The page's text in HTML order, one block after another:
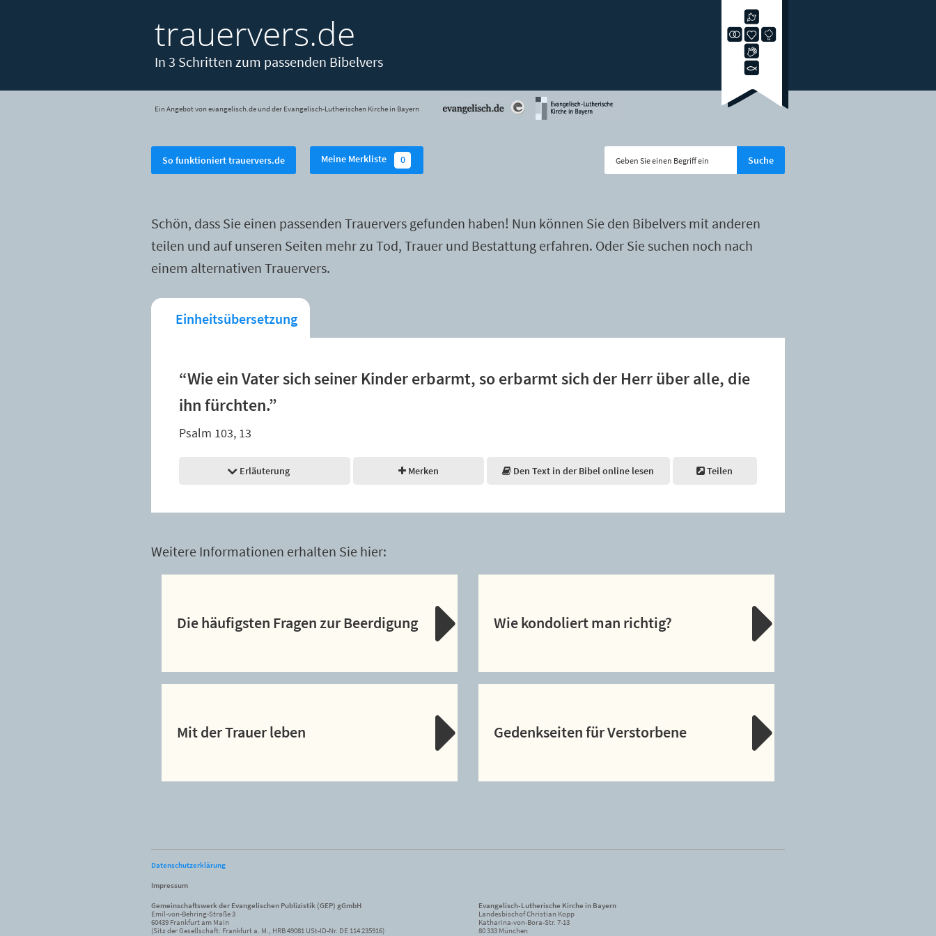
trauervers.de
In 3 Schritten zum passenden Bibelvers
Ein Angebot von evangelisch.de und der Evangelisch-Lutherischen Kirche in Bayern
So funktioniert trauervers.de Meine Merkliste 0
Schön, dass Sie einen passenden Trauervers gefunden haben! Nun können Sie den Bibelvers mit anderen
teilen und auf unseren Seiten mehr zu Tod, Trauer und Bestattung erfahren. Oder Sie suchen noch nach
einem alternativen Trauervers.
Einheitsübersetzung
“Wie ein Vater sich seiner Kinder erbarmt, so erbarmt sich der Herr über alle, die
ihn fürchten.”
Psalm 103, 13
Erläuterung Merken Den Text in der Bibel online lesen Teilen
Weitere Informationen erhalten Sie hier:
Die häufigsten Fragen zur Beerdigung Wie kondoliert man richtig?
Mit der Trauer leben Gedenkseiten für Verstorbene
Datenschutzerklärung
Impressum
Gemeinschaftswerk der Evangelischen Publizistik (GEP) gGmbH
Emil-von-Behring-Straße 3
60439 Frankfurt am Main
(Sitz der Gesellschaft: Frankfurt a. M., HRB 49081 USt-ID-Nr. DE 114 235916)
Evangelisch-Lutherische Kirche in Bayern
Landesbischof Christian Kopp
Katharina-von-Bora-Str. 7-13
80 333 München